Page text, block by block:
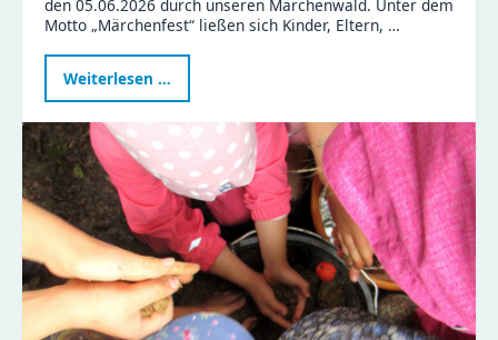
den 05.06.2026 durch unseren Märchenwald. Unter dem
Motto „Märchenfest“ ließen sich Kinder, Eltern, …
Weiterlesen …
Stunden
im
Zeisigwaldfüchse